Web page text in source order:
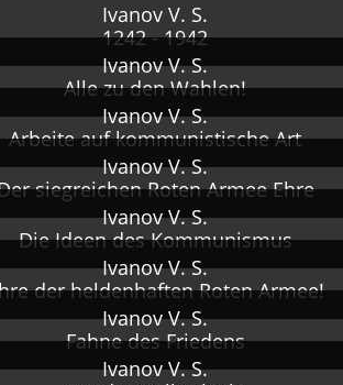
1941 - 1944 Arbeit für die
1940er - 1960er Jahre
Buchillustration und -
Seit 1946 Mehrere, auch
1958 Korrespondierendes
1968 Gestorben in Moskau.
Verfasser des Buchs "Kak
und einer Reihe von
Ivanov V. S.
1242 - 1942
Ivanov V. S.
Alle zu den Wahlen!
Ivanov V. S.
Arbeite auf kommunistische Art
Ivanov V. S.
siegreichen Roten Armee Ehre
Ivanov V. S.
Die Ideen des Kommunismus
Ivanov V. S.
der heldenhaften Roten Armee!
Ivanov V. S.
Fahne des Friedens
Ivanov V. S.